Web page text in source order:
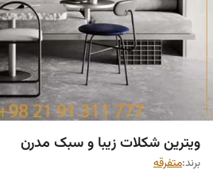
ویترین شکلات زیبا و سبک مدرن
برند:متفرقه